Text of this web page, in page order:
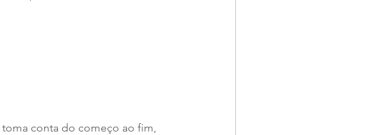
conta do começo ao fim,